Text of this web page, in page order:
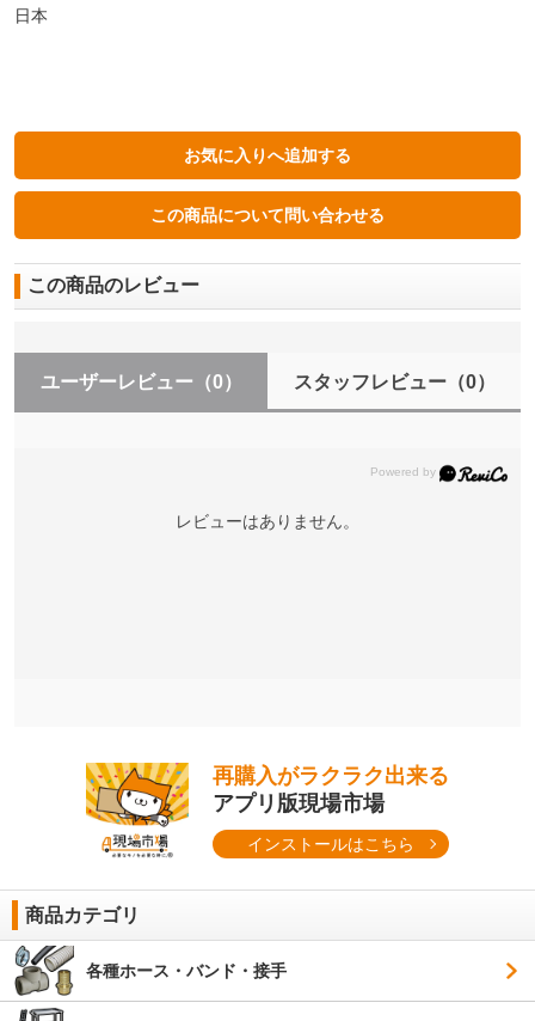
日本
この商品のレビュー
ユーザーレビュー （0） スタッフレビュー（0）
レビューはありません。
再購入がラクラク出来る
アプリ版現場市場
インストールはこちら
商品カテゴリ
各種ホース・バンド・接手